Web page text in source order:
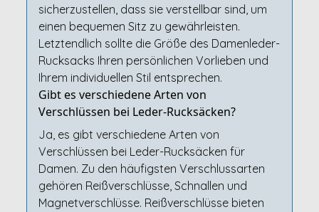
sicherzustellen, dass sie verstellbar sind, um
einen bequemen Sitz zu gewährleisten.
Letztendlich sollte die Größe des Damenleder-
Rucksacks Ihren persönlichen Vorlieben und
Ihrem individuellen Stil entsprechen.
Gibt es verschiedene Arten von
Verschlüssen bei Leder-Rucksäcken?
Ja, es gibt verschiedene Arten von
Verschlüssen bei Leder-Rucksäcken für
Damen. Zu den häufigsten Verschlussarten
gehören Reißverschlüsse, Schnallen und
Magnetverschlüsse. Reißverschlüsse bieten